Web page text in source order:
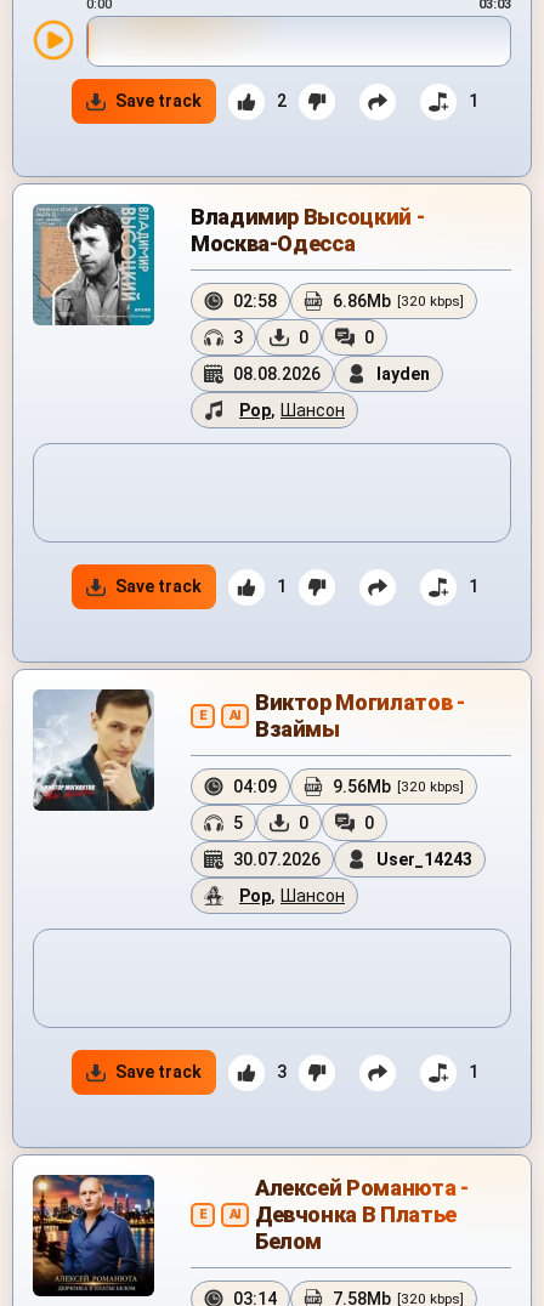
0:00 03:03
Save track 2 1
Владимир Высоцкий -
Москва-Одесса
02:58 6.86Mb [320 kbps]
3 0
0
08.08.2026
layden
Pop, Шансон
Save track 1 1
E AI
Виктор Могилатов -
Взаймы
04:09 9.56Mb [320 kbps]
5 0
0
30.07.2026
User_14243
Pop, Шансон
Save track 3 1
E AI
Алексей Романюта -
Девчонка В Платье
Белом
03:14 7.58Mb [320 kbps]